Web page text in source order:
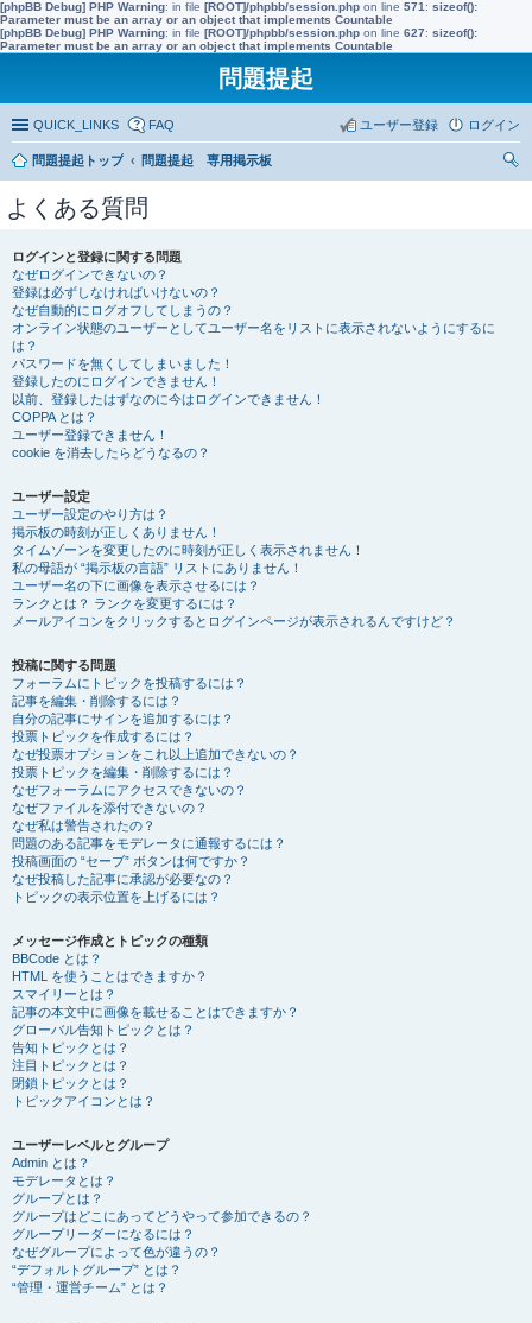
[phpBB Debug] PHP Warning: in file [ROOT]/phpbb/session.php on line 571 : sizeof():
Parameter must be an array or an object that implements Countable
[phpBB Debug] PHP Warning: in file [ROOT]/phpbb/session.php on line 627: sizeof():
Parameter must be an array or an object that implements Countable
問題提起
QUICK_LINKS FAQ ログイン
ユーザー登録
問題提起トップ
問題提起 専用掲示板
よくある質問
ログインと登録に関する問題
なぜログインできないの？
登録は必ずしなければいけないの？
なぜ自動的にログオフしてしまうの？
オンライン状態のユーザーとしてユーザー名をリストに表示されないようにするに
は？
パスワードを無くしてしまいました！
登録したのにログインできません！
以前、登録したはずなのに今はログインできません！
COPPA とは？
ユーザー登録できません！
cookie を消去したらどうなるの？
ユーザー設定
ユーザー設定のやり方は？
掲示板の時刻が正しくありません！
タイムゾーンを変更したのに時刻が正しく表示されません！
私の母語が “掲示板の言語” リストにありません！
ユーザー名の下に画像を表示させるには？
ランクとは？ ランクを変更するには？
メールアイコンをクリックするとログインページが表示されるんですけど？
投稿に関する問題
フォーラムにトピックを投稿するには？
記事を編集・削除するには？
自分の記事にサインを追加するには？
投票トピックを作成するには？
なぜ投票オプションをこれ以上追加できないの？
投票トピックを編集・削除するには？
なぜフォーラムにアクセスできないの？
なぜファイルを添付できないの？
なぜ私は警告されたの？
問題のある記事をモデレータに通報するには？
投稿画面の “セーブ” ボタンは何ですか？
なぜ投稿した記事に承認が必要なの？
トピックの表示位置を上げるには？
メッセージ作成とトピックの種類
BBCode とは？
HTML を使うことはできますか？
スマイリーとは？
記事の本文中に画像を載せることはできますか？
グローバル告知トピックとは？
告知トピックとは？
注目トピックとは？
閉鎖トピックとは？
トピックアイコンとは？
ユーザーレベルとグループ
Admin とは？
モデレータとは？
グループとは？
グループはどこにあってどうやって参加できるの？
グループリーダーになるには？
なぜグループによって色が違うの？
“デフォルトグループ” とは？
“管理・運営チーム” とは？